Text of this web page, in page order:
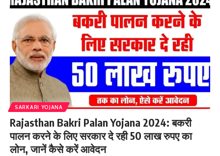
SARKARI YOJANA
Rajasthan Bakri Palan Yojana 2024: बकरी
पालन करने के लिए सरकार दे रही 50 लाख रुपए का
लोन, जानें कैसे करें आवेदन